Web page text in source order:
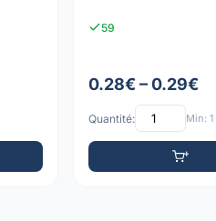
59
0.28€ – 0.29€
Quantité: Min: 1